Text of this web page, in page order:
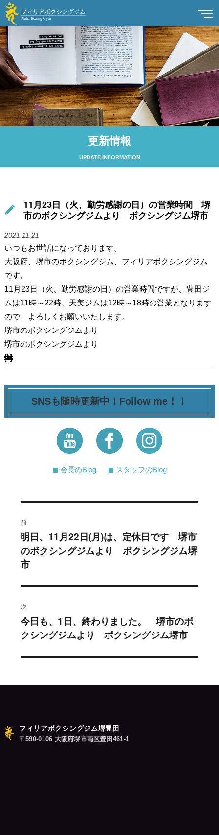
更新情報
UPDATE INFORMATION
11月23日（火、勤労感謝の日）の営業時間 堺
市のボクシングジムより ボクシングジム堺市
2021.11.21
いつもお世話になっております。
大阪府、堺市のボクシングジム、フィリアボクシングジム
です。
11月23日（火、勤労感謝の日）の営業時間ですが、豊田ジ
ムは11時～22時、天美ジムは12時～18時の営業となります
ので、よろしくお願いいたします。
堺市のボクシングジムより
堺市のボクシングジムより
[ssba-buttons]
SNSも随時更新中！Follow me！！
◼︎ 会長のBlog ◼︎ スタッフのBlog
稿
ナ
ビ
ー
シ
ョ
前
過
去
の
明日、11月22日(月)は、定休日です 堺市
のボクシングジムより ボクシングジム堺
市
次
次
の
今日も、1日、終わりました。 堺市のボ
クシングジムより ボクシングジム堺市
フィリアボクシングジム堺豊田
〒590-0106 大阪府堺市南区豊田461-1